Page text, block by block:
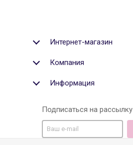
Интернет-магазин
Компания
Информация
Подписаться на рассылку